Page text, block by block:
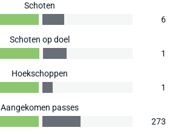
Schoten
6
Schoten op doel
1
Hoekschoppen
1
Aangekomen passes
273